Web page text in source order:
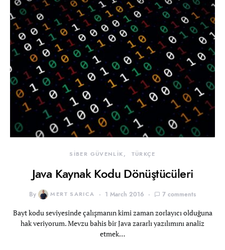
SİBER GÜVENLİK TÜRKÇE
Java Kaynak Kodu Dönüştücüleri
By MERT SARICA 1 March 2016 7 comments
Bayt kodu seviyesinde çalışmanın kimi zaman zorlayıcı olduğuna
hak veriyorum. Mevzu bahis bir Java zararlı yazılımını analiz
etmek…